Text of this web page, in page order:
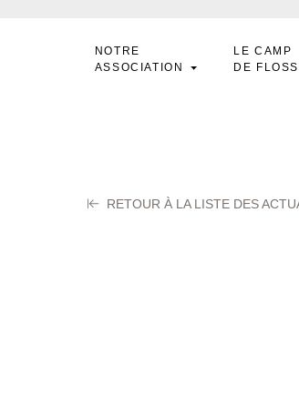
NOTRE
ASSOCIATION
LE CAMP
DE
RETOUR À LA LISTE DES